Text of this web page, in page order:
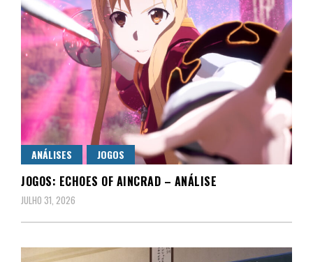
ANÁLISES JOGOS
JOGOS: ECHOES OF AINCRAD – ANÁLISE
JULHO 31, 2026